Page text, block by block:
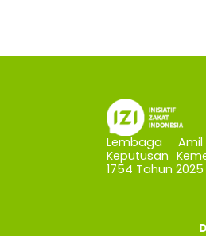
Lembaga
Keputusan
1754 Tahun 2025